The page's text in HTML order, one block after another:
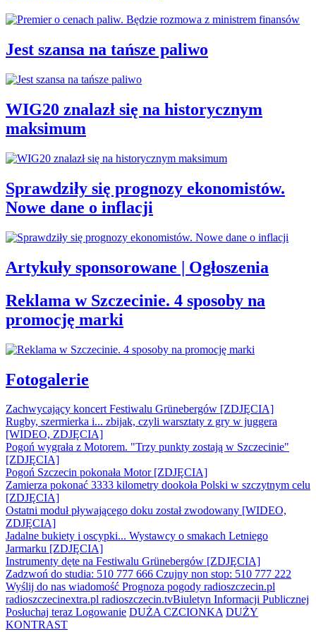
Jest szansa na tańsze paliwo
WIG20 znalazł się na historycznym
maksimum
Sprawdziły się prognozy ekonomistów.
Nowe dane o inflacji
Artykuły sponsorowane | Ogłoszenia
Reklama w Szczecinie. 4 sposoby na
promocję marki
Fotogalerie
Zachwycający koncert Festiwalu Grünebergów [ZDJĘCIA]
Rugby, szermierka i... zbijak, czyli warsztaty z gry w juggera
[WIDEO, ZDJĘCIA]
Pogoń wygrała z Motorem. "Trzy punkty zostają w Szczecinie"
[ZDJĘCIA]
Pogoń Szczecin pokonała Motor [ZDJĘCIA]
Zamierza pokonać 3333 kilometry dookoła Polski w szczytnym celu
[ZDJĘCIA]
Ostatni moduł pływającego doku został zwodowany [WIDEO,
ZDJĘCIA]
Jadalne bukiety i oscypki... Wystawcy o smakach Letniego
Jarmarku [ZDJĘCIA]
Instrumenty dęte na Festiwalu Grünebergów [ZDJĘCIA]
Zadzwoń do studia: 510 777 666 Czujny non stop: 510 777 222
Wyślij do nas wiadomość Prognoza pogody radioszczecin.pl
radioszczecinextra.pl radioszczecin.tvBiuletyn Informacji Publicznej
Posłuchaj teraz Logowanie DUŻA CZCIONKA DUŻY
KONTRAST